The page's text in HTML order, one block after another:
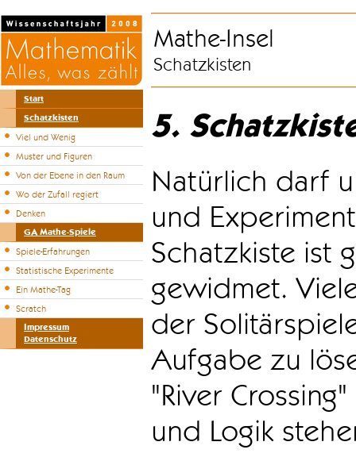
Start
Schatzkisten
Viel und Wenig
Muster und Figuren
Von der Ebene in den Raum
Wo der Zufall regiert
Denken
GA Mathe-Spiele
Spiele-Erfahrungen
Statistische Experimente
Ein Mathe-Tag
Scratch
Impressum
Datenschutz
Mathe-Insel
Schatzkisten
5.
Natürlich darf
und
Schatzkiste ist
gewidmet.
der
Aufgabe zu
"River
und Logik